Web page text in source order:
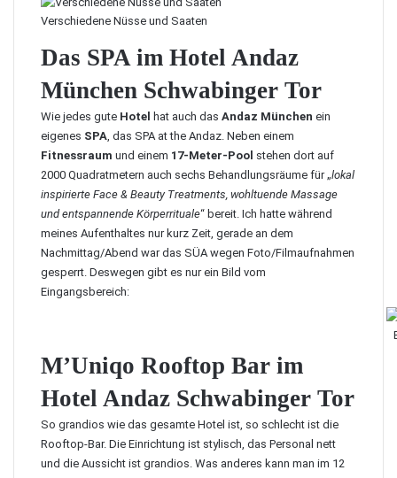
Verschiedene Nüsse und Saaten
Das SPA im Hotel Andaz
München Schwabinger Tor
Wie jedes gute Hotel hat auch das Andaz München ein
eigenes SPA , das SPA at the Andaz . Neben einem
Fitnessraum und einem 17-Meter-Pool stehen dort auf
2000 Quadratmetern auch sechs Behandlungsräume für „lokal
inspirierte Face & Beauty Treatments, wohltuende Massage
und entspannende Körperrituale“ bereit. Ich hatte während
meines Aufenthaltes nur kurz Zeit, gerade an dem
Nachmittag/Abend war das SÜA wegen Foto/Filmaufnahmen
gesperrt. Deswegen gibt es nur ein Bild vom
Eingangsbereich:
M’Uniqo Rooftop Bar im
Hotel Andaz Schwabinger Tor
So grandios wie das gesamte Hotel ist, so schlecht ist die
Rooftop-Bar. Die Einrichtung ist stylisch, das Personal nett
und die Aussicht ist grandios. Was anderes kann man im 12